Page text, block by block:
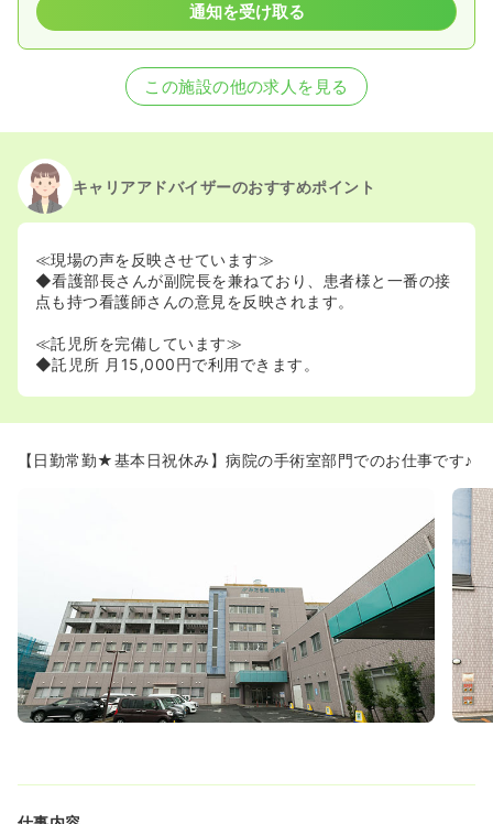
通知を受け取る
この施設の他の求人を見る
キャリアアドバイザーのおすすめポイント
≪現場の声を反映させています≫
◆看護部長さんが副院長を兼ねており、患者様と一番の接
点も持つ看護師さんの意見を反映されます。
≪託児所を完備しています≫
◆託児所 月15,000円で利用できます。
【日勤常勤★基本日祝休み】病院の手術室部門でのお仕事です♪